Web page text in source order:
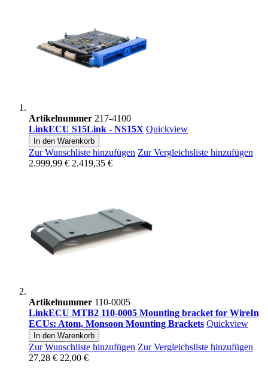
Artikelnummer 217-4100
LinkECU S15Link - NS15X Quickview
In den Warenkorb
Zur Wunschliste hinzufügen Zur Vergleichsliste hinzufügen
2.999,99 € 2.419,35 €
Artikelnummer 110-0005
LinkECU MTB2 110-0005 Mounting bracket for WireIn
ECUs: Atom, Monsoon Mounting Brackets Quickview
In den Warenkorb
Zur Wunschliste hinzufügen Zur Vergleichsliste hinzufügen
27,28 € 22,00 €